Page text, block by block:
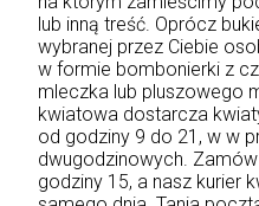
lub inną treść. Oprócz
wybranej przez Ciebie
w formie bombonierki z
mleczka lub pluszowego
kwiatowa dostarcza
od godziny 9 do 21, w w
dwugodzinowych.
godziny 15, a nasz kurier